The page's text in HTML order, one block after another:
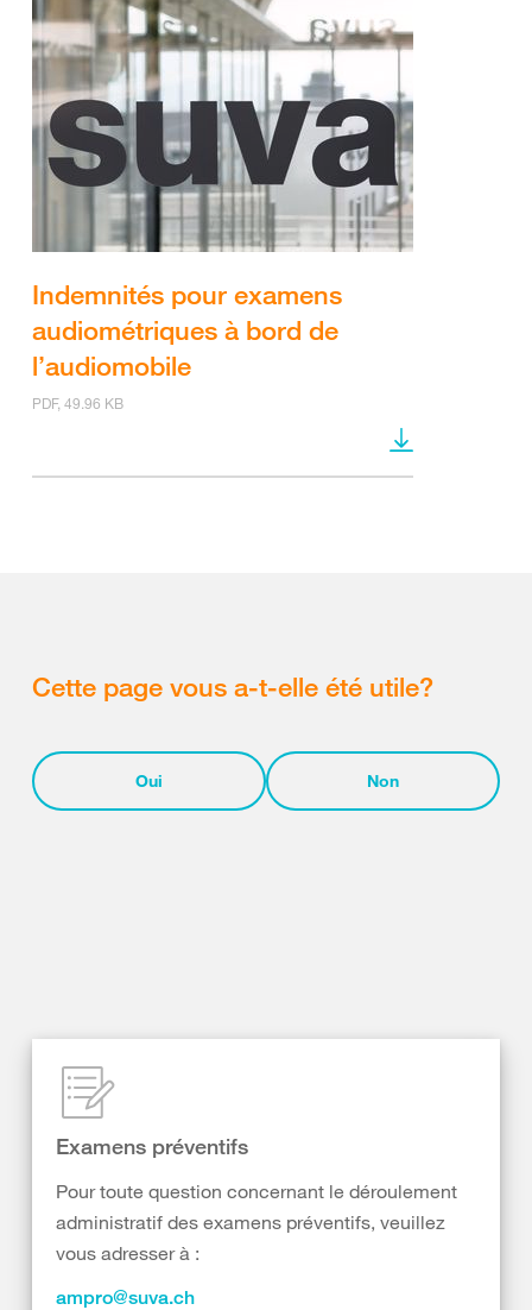
Indemnités pour examens
audiométriques à bord de
l’audiomobile
PDF, 49.96 KB
Cette page vous a-t-elle été utile?
Oui Non
Examens préventifs
Pour toute question concernant le déroulement
administratif des examens préventifs, veuillez
vous adresser à :
ampro@suva.ch